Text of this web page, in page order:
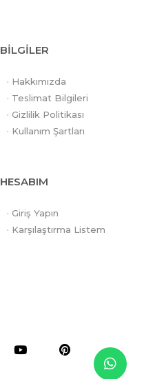
BİLGİLER
· Hakkımızda
· Teslimat Bilgileri
· Gizlilik Politikası
· Kullanım Şartları
HESABIM
· Giriş Yapın
· Karşılaştırma Listem